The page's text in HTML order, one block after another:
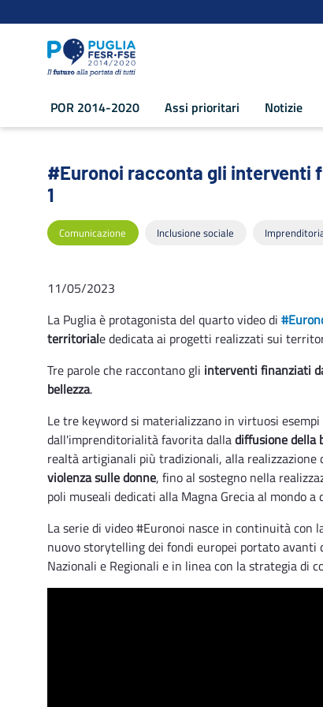
POR 2014-2020 Assi prioritari Notizie
#Euronoi racconta gli interventi
#Euronoi racconta gli interventi
1
Comunicazione Inclusione sociale
11/05/2023
La Puglia è protagonista del quarto video di
territoriale dedicata ai progetti realizzati sui
Tre parole che raccontano gli interventi finanziati
bellezza.
Le tre keyword si materializzano in virtuosi
dall'imprenditorialità favorita dalladiffusione della
realtà artigianali più tradizionali, alla realizzazione
violenza sulle donne, fino al sostegno nella
poli museali dedicati alla Magna Grecia al mondo
La serie di video #Euronoi nasce in continuità con
nuovo storytelling dei fondi europei portato
Nazionali e Regionali e in linea con la strategia di